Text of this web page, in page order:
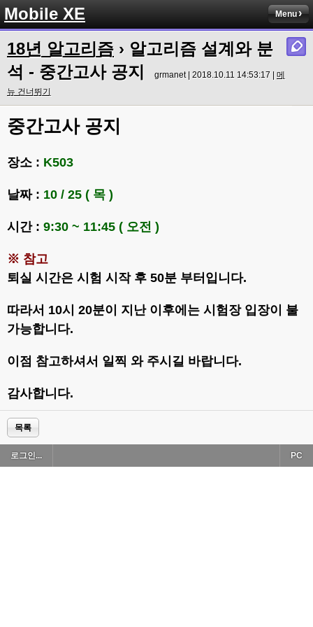
Mobile XE Menu
18년 알고리즘 › 알고리즘 설계와 분
석 - 중간고사 공지
grmanet | 2018.10.11 14:53:17 | 메
뉴 건너뛰기
중간고사 공지
장소 : K503
날짜 : 10 / 25 ( 목 )
시간 : 9:30 ~ 11:45 ( 오전 )
※ 참고
퇴실 시간은 시험 시작 후 50분 부터입니다.
따라서 10시 20분이 지난 이후에는 시험장 입장이 불
가능합니다.
이점 참고하셔서 일찍 와 주시길 바랍니다.
감사합니다.
목록
로그인... PC